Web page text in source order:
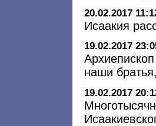
20.02.2017
Исаакия
19.02.2017
наши
19.02.2017